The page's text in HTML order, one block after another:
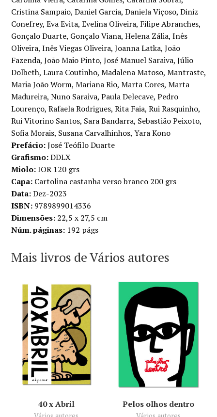
Cristina Sampaio, Daniel Garcia, Daniela Viçoso, Diniz
Conefrey, Eva Evita, Evelina Oliveira, Filipe Abranches,
Gonçalo Duarte, Gonçalo Viana, Helena Zália, Inês
Oliveira, Inês Viegas Oliveira, Joanna Latka, João
Fazenda, João Maio Pinto, José Manuel Saraiva, Júlio
Dolbeth, Laura Coutinho, Madalena Matoso, Mantraste,
Maria João Worm, Mariana Rio, Marta Cores, Marta
Madureira, Nuno Saraiva, Paula Delecave, Pedro
Lourenço, Rafaela Rodrigues, Rita Faia, Rui Rasquinho,
Rui Vitorino Santos, Sara Bandarra, Sebastião Peixoto,
Sofia Morais, Susana Carvalhinhos, Yara Kono
Prefácio:José Teófilo Duarte
Grafismo:DDLX
Miolo:IOR 120 grs
Capa:Cartolina castanha verso branco 200 grs
Data:Dez-2023
ISBN:9789899014336
Dimensões:22,5 x 27,5 cm
Núm. páginas:192 págs
Mais livros de Vários autores
40 x Abril Pelos olhos dentro